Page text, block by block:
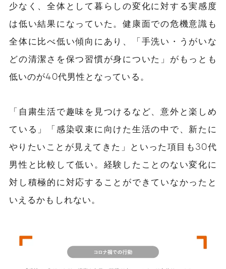
少なく、全体として暮らしの変化に対する実感度
は低い結果になっていた。健康面での危機意識も
全体に比べ低い傾向にあり、「手洗い・うがいな
どの清潔さを保つ習慣が身についた」がもっとも
低いのが40代男性となっている。
「自粛生活で趣味を見つけるなど、意外と楽しめ
ている」「感染収束に向けた生活の中で、新たに
やりたいことが見えてきた」といった項目も30代
男性と比較して低い。経験したことのない変化に
対し積極的に対応することができていなかったと
いえるかもしれない。